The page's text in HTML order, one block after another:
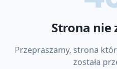
Strona nie
Przepraszamy, strona
została